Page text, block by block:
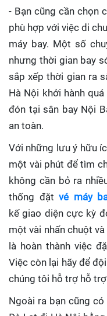
- Bạn cũng cần chọn
phù hợp với việc di
máy bay. Một số
nhưng thời gian bay
sắp xếp thời gian ra
Hà Nội khởi hành
đón tại sân bay Nội
an toàn.
Với những lưu ý hữu
một vài phút để tìm
không cần bỏ ra
thống đặt vé máy
kế giao diện cực kỳ
một vài nhấn chuột
là hoàn thành việc
Việc còn lại hãy để
chúng tôi hỗ trợ hỗ trợ
Ngoài ra bạn cũng